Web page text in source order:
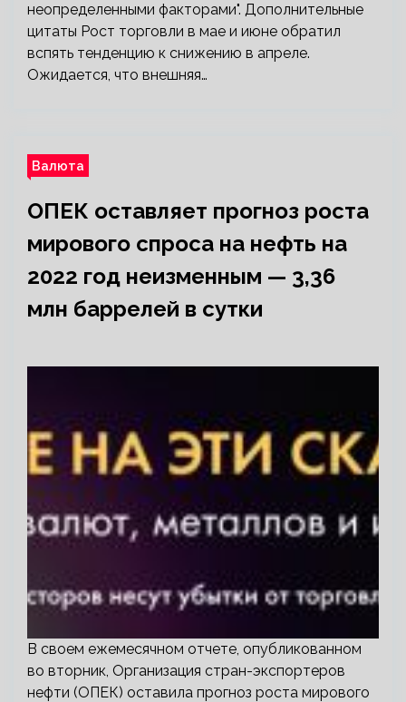
неопределенными факторами". Дополнительные
цитаты Рост торговли в мае и июне обратил
вспять тенденцию к снижению в апреле.
Ожидается, что внешняя…
Валюта
ОПЕК оставляет прогноз роста
мирового спроса на нефть на
2022 год неизменным — 3,36
млн баррелей в сутки
В своем ежемесячном отчете, опубликованном
во вторник, Организация стран-экспортеров
нефти (ОПЕК) оставила прогноз роста мирового